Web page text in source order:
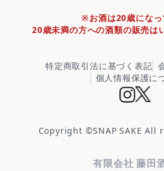
※お酒は20歳になっ
20歳未満の方への酒類の販売は
特定商取引法に基づく表記
個人情報保護に
Copyright ©SNAP SAKE All
有限会社 藤田